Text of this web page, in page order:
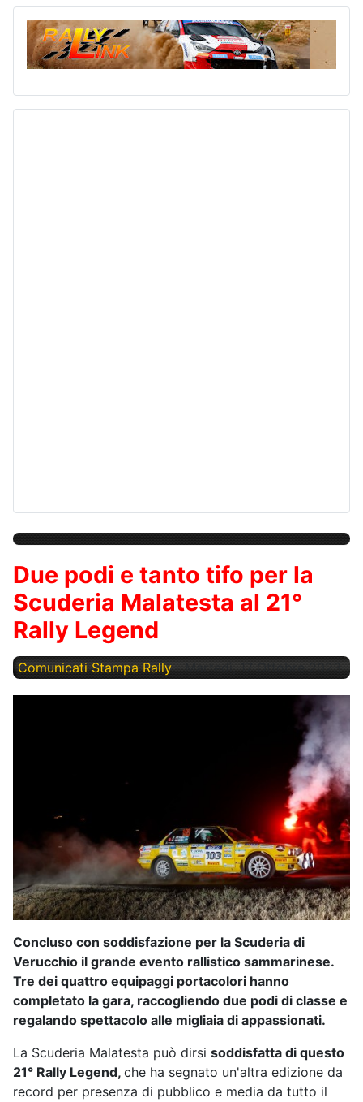
Due podi e tanto tifo per la
Scuderia Malatesta al 21°
Rally Legend
Comunicati Stampa Rally Martedì, 17 Ottobre 2023
Concluso con soddisfazione per la Scuderia di
Verucchio il grande evento rallistico sammarinese.
Tre dei quattro equipaggi portacolori hanno
completato la gara, raccogliendo due podi di classe e
regalando spettacolo alle migliaia di appassionati.
La Scuderia Malatesta può dirsi soddisfatta di questo
21° Rally Legend, che ha segnato un'altra edizione da
record per presenza di pubblico e media da tutto il